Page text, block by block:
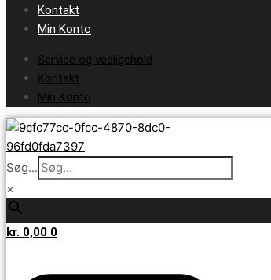
Kontakt
Min Konto
Service og vedligehold
Kontakt
Min Konto
Søg...
×
kr. 0,00 0